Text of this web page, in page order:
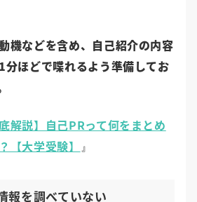
機などを含め、自己紹介の内容
分ほどで喋れるよう準備してお
底解説】自己PRって何をまとめ
【大学受験】
』
報を調べていない